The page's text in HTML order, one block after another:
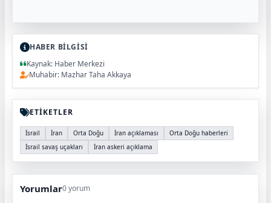
HABER BİLGİSİ
Kaynak: Haber Merkezi
Muhabir: Mazhar Taha Akkaya
ETİKETLER
İsrail İran Orta Doğu İran açıklaması
Orta Doğu haberleri
İsrail savaş uçakları
İran askeri açıklama
Yorumlar0 yorum